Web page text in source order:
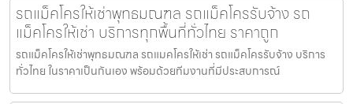
รถแม็คโครให้เช่าพุทธมณฑล รถแม็คโครรับจ้าง รถ
แม็คโครให้เช่า บริการทุกพื้นที่ทั่วไทย ราคาถูก
รถแม็คโครให้เช่าพุทธมณฑล รถแมคโครให้เช่า รถแม็คโครรับจ้าง บริการ
ทั่วไทย ในราคาเป็นกันเอง พร้อมด้วยทีมงานที่มีประสบการณ์